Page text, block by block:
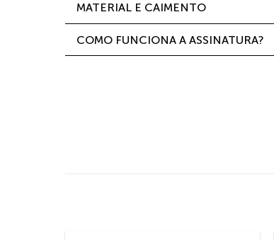
MATERIAL E CAIMENTO
COMO FUNCIONA A ASSINATURA?